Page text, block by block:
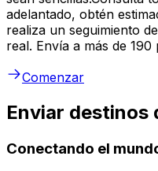
adelantado, obtén
realiza un seguimiento
real. Envía a más de 190
Comenzar
Enviar destinos
Conectando el